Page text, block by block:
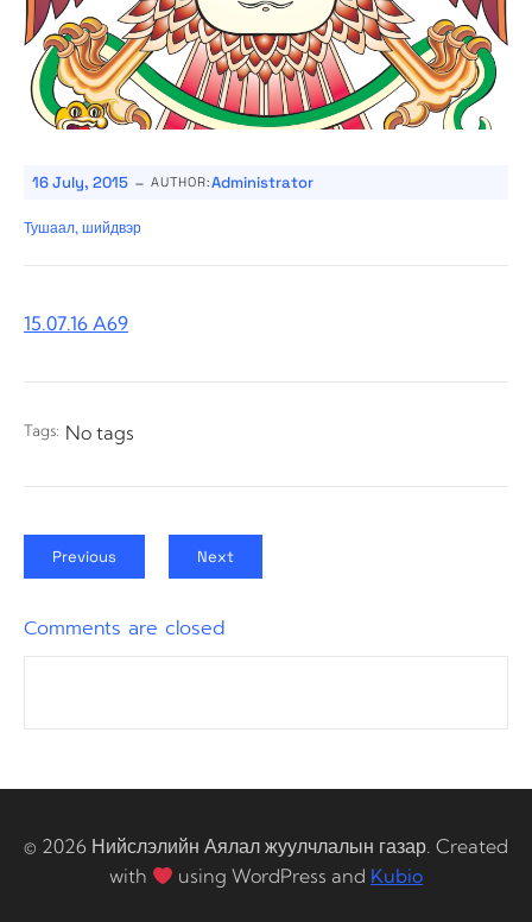
16 July, 2015 - AUTHOR:Administrator
Тушаал, шийдвэр
15.07.16 A69
Tags: No tags
Previous Next
Comments are closed
© 2026 Нийслэлийн Аялал жуулчлалын газар. Created
with
using WordPress and Kubio